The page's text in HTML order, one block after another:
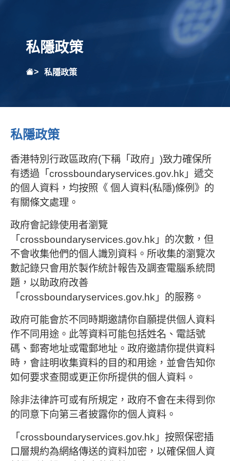
私隱政策
私隱政策
私隱政策
香港特別行政區政府(下稱「政府」)致力確保所
有透過「crossboundaryservices.gov.hk」遞交
的個人資料，均按照《 個人資料(私隱)條例》的
有關條文處理。
政府會記錄使用者瀏覽
「crossboundaryservices.gov.hk」的次數，但
不會收集他們的個人識別資料。所收集的瀏覽次
數記錄只會用於製作統計報告及調查電腦系統問
題，以助政府改善
「crossboundaryservices.gov.hk」的服務。
政府可能會於不同時期邀請你自願提供個人資料
作不同用途。此等資料可能包括姓名、電話號
碼、郵寄地址或電郵地址。政府邀請你提供資料
時，會註明收集資料的目的和用途，並會告知你
如何要求查閱或更正你所提供的個人資料。
除非法律許可或有所規定，政府不會在未得到你
的同意下向第三者披露你的個人資料。
「crossboundaryservices.gov.hk」按照保密插
口層規約為網絡傳送的資料加密，以確保個人資